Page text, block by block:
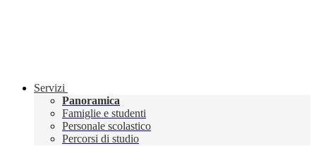
Servizi
Panoramica
Famiglie e studenti
Personale scolastico
Percorsi di studio